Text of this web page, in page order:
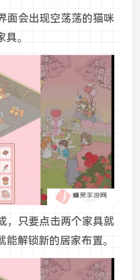
面会出现空荡荡的猫咪
。
，只要点击两个家具就
解锁新的居家布置。